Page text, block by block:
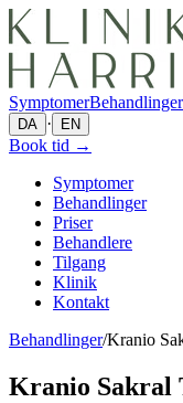
SymptomerBehandlinger
DA · EN
Book tid →
Symptomer
Behandlinger
Priser
Behandlere
Tilgang
Klinik
Kontakt
Behandlinger/Kranio
Kranio Sakral